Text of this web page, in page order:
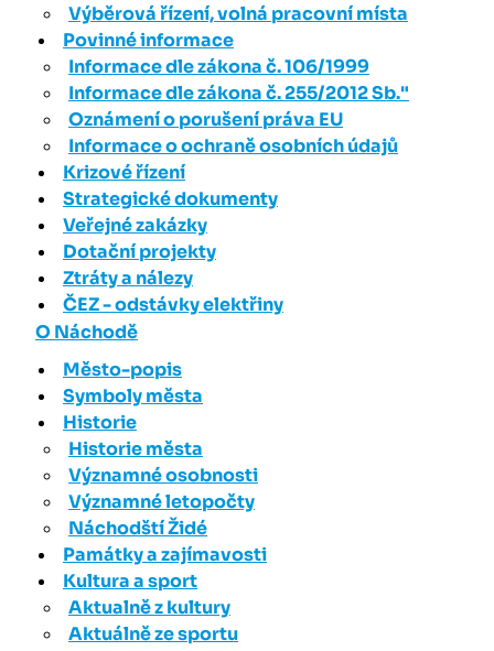
Výběrová řízení, volná pracovní místa
Povinné informace
Informace dle zákona č. 106/1999
Informace dle zákona č. 255/2012 Sb."
Oznámení o porušení práva EU
Informace o ochraně osobních údajů
Krizové řízení
Strategické dokumenty
Veřejné zakázky
Dotační projekty
Ztráty a nálezy
ČEZ - odstávky elektřiny
O Náchodě
Město-popis
Symboly města
Historie
Historie města
Významné osobnosti
Významné letopočty
Náchodští Židé
Památky a zajímavosti
Kultura a sport
Aktualně z kultury
Aktuálně ze sportu